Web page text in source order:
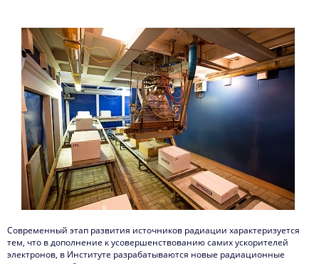
Современный этап развития источников радиации характеризуется
тем, что в дополнение к усовершенствованию самих ускорителей
электронов, в Институте разрабатываются новые радиационные